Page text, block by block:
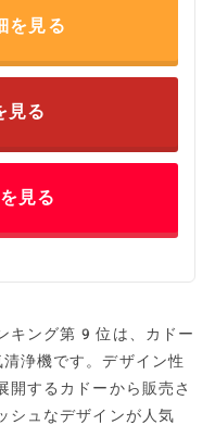
を見る
見る
見る
キング第9位は、カドー
機です。デザイン性
開するカドーから販売さ
シュなデザインが人気